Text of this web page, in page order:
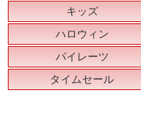
キッズ
ハロウィン
パイレーツ
タイムセール